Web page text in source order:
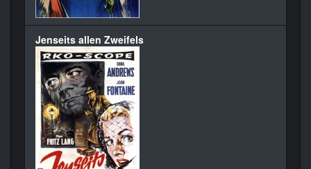
Jenseits allen Zweifels